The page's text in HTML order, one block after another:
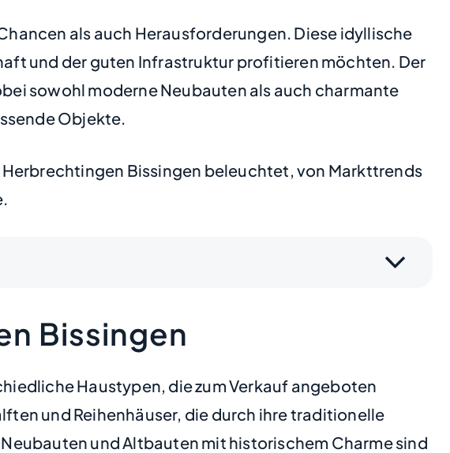
als auch Herausforderungen. Diese idyllische
und der guten Infrastruktur profitieren möchten. Der
sowohl moderne Neubauten als auch charmante
Objekte.
Bissingen beleuchtet, von Markttrends
Bissingen
Haustypen, die zum Verkauf angeboten
und Reihenhäuser, die durch ihre traditionelle
und Altbauten mit historischem Charme sind